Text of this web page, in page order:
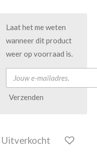
Laat het me weten
wanneer dit product
weer op voorraad is.
Verzenden
Uitverkocht